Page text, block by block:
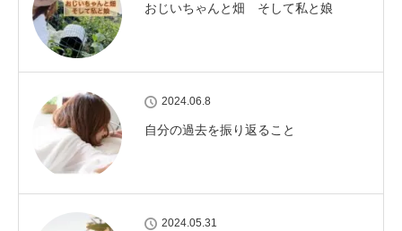
おじいちゃんと畑 そして私と娘
2024.06.8
自分の過去を振り返ること
2024.05.31